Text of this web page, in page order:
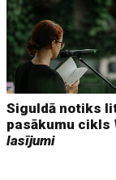
Siguldā notiks
pasākumu cikls
lasījumi